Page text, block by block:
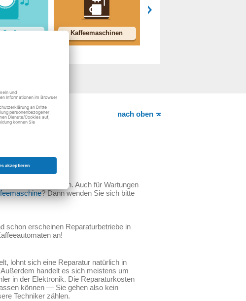
Geräte Kaffeemaschinen
nach oben
Techniker wenden. Auch für Wartungen
? Dann wenden Sie sich bitte
schon erscheinen Reparaturbetriebe in
an!
lohnt sich eine Reparatur natürlich in
handelt es sich meistens um
in der Elektronik. Die Reparaturkosten
können — Sie gehen also kein
Techniker zählen.